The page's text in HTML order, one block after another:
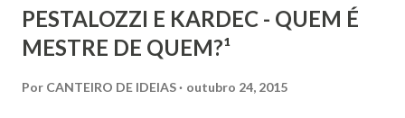
PESTALOZZI E KARDEC - QUEM É
MESTRE DE QUEM?¹
Por CANTEIRO DE IDEIAS outubro 24, 2015